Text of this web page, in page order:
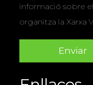
informació sobre
organitza la Xarxa